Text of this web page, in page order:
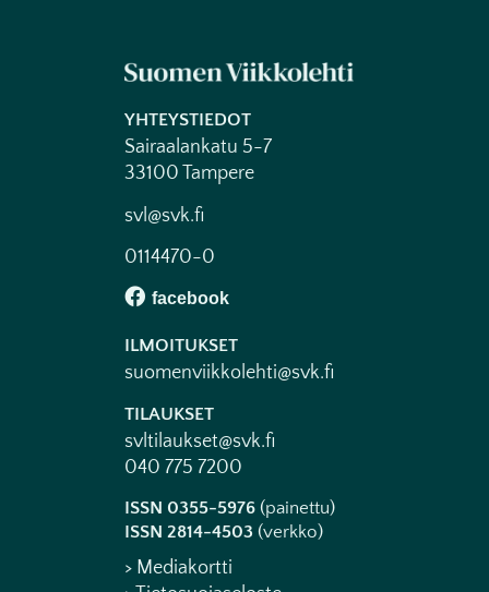
YHTEYSTIEDOT
Sairaalankatu 5-7
33100 Tampere
svl@svk.fi
0114470-0
ILMOITUKSET
suomenviikkolehti@svk.fi
TILAUKSET
svltilaukset@svk.fi
040 775 7200
ISSN 0355-5976 (painettu)
ISSN 2814-4503 (verkko)
> Mediakortti